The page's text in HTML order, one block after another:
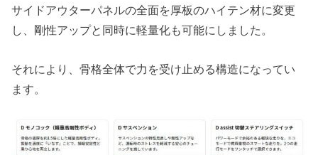
サイドアウターパネルの全面を厚板のハイテン材に変更
し、剛性アップと同時に軽量化も可能にしました。
それにより、骨格全体で力を受け止める構造になってい
ます。